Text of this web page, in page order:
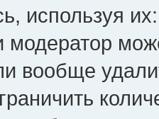
используя
вообще